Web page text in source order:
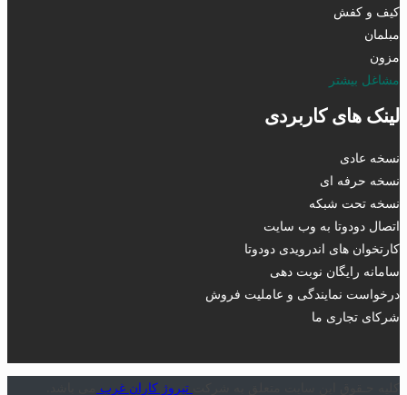
کیف و کفش
مبلمان
مزون
مشاغل بیشتر
لینک های کاربردی
نسخه عادی
نسخه حرفه ای
نسخه تحت شبکه
اتصال دودوتا به وب سایت
کارتخوان های اندرویدی دودوتا
سامانه رایگان نوبت دهی
درخواست نمایندگی و عاملیت فروش
شرکای تجاری ما
تیروژ کاران غرب